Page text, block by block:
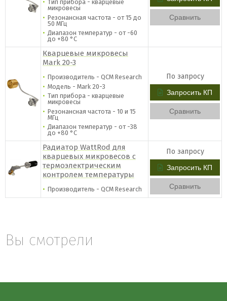
Тип прибора - кварцевые
микровесы
Резонансная частота - от 15 до
50 МГц
Диапазон температур - от -60
до +80 °C
Сравнить
Кварцевые микровесы
Mark 20-3
Производитель - QCM Research
Модель - Mark 20-3
Тип прибора - кварцевые
микровесы
Резонансная частота - 10 и 15
МГц
Диапазон температур - от -38
до +80 °C
По запросу
Запросить КП
Сравнить
Радиатор WattRod для
кварцевых микровесов с
термоэлектрическим
контролем температуры
Производитель - QCM Research
По запросу
Запросить КП
Сравнить
Вы смотрели